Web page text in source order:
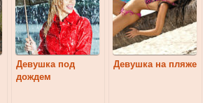
Девушка под
дождем
Девушка на пляже